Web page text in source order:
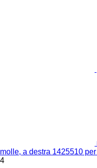
molle, a destra 1425510
4